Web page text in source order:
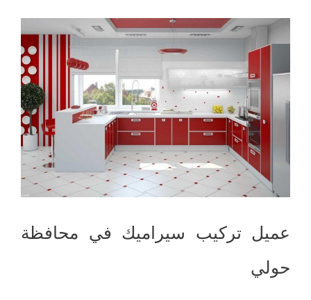
عميل تركيب سيراميك في محافظة
حولي